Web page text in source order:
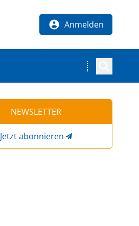
Anmelden
NEWSLETTER
Jetzt abonnieren